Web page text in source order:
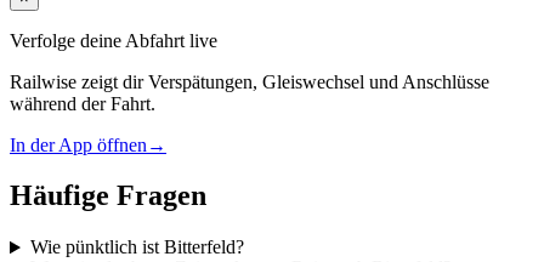
Verfolge deine Abfahrt live
Railwise zeigt dir Verspätungen, Gleiswechsel und Anschlüsse
während der Fahrt.
In der App öffnen →
Häufige Fragen
Wie pünktlich ist Bitterfeld?